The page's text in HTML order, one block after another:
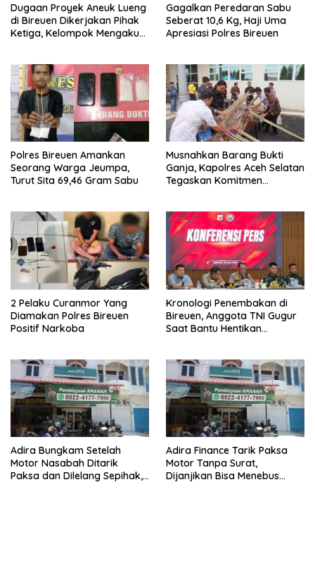
Dugaan Proyek Aneuk Lueng
di Bireuen Dikerjakan Pihak
Ketiga, Kelompok Mengaku
Gagalkan Peredaran Sabu
Seberat 10,6 Kg, Haji Uma
Apresiasi Polres Bireuen
Polres Bireuen Amankan
Seorang Warga Jeumpa,
Turut Sita 69,46 Gram Sabu
Musnahkan Barang Bukti
Ganja, Kapolres Aceh Selatan
Tegaskan Komitmen
2 Pelaku Curanmor Yang
Diamakan Polres Bireuen
Positif Narkoba
Kronologi Penembakan di
Bireuen, Anggota TNI Gugur
Saat Bantu Hentikan
Adira Bungkam Setelah
Motor Nasabah Ditarik
Paksa dan Dilelang Sepihak,
Adira Finance Tarik Paksa
Motor Tanpa Surat,
Dijanjikan Bisa Menebus